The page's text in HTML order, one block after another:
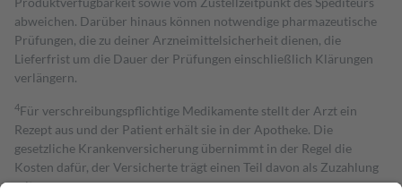
abweichen. Darüber hinaus können notwendige pharmazeutische
Prüfungen, die zu deiner Arzneimittelsicherheit dienen, die
Lieferfrist um die Dauer der Prüfungen einschließlich Klärungen
verlängern.
4Für verschreibungspflichtige Medikamente stellt der Arzt ein
Rezept aus und der Patient erhält sie in der Apotheke. Die
gesetzliche Krankenversicherung übernimmt in der Regel die
Kosten dafür, der Versicherte trägt einen Teil davon als Zuzahlung
mit.